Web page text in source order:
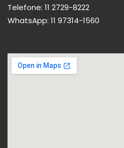
Telefone: 11 2729-8222
WhatsApp: 11 97314-1560